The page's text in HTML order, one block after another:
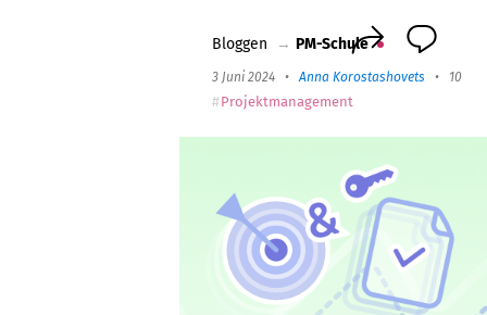
Bloggen → PM-Schule
3 Juni 2024 •Anna Korostashovets • 10
Projektmanagement